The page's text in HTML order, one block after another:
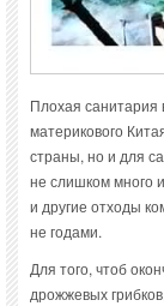
Плохая санитария
материкового
страны, но и для
не слишком много
и другие отходы
не годами.
Для того, чтоб
дрожжевых